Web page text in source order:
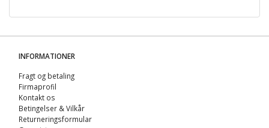
INFORMATIONER
Fragt og betaling
Firmaprofil
Kontakt os
Betingelser & Vilkår
Returneringsformular